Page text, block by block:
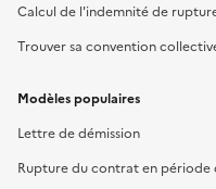
Calcul de l'indemnité de
Trouver sa convention
Modèles populaires
Lettre de démission
Rupture du contrat en période